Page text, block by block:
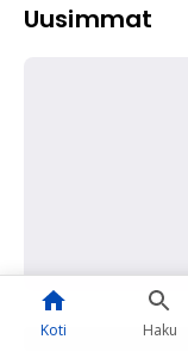
Uusimmat
Koti Haku